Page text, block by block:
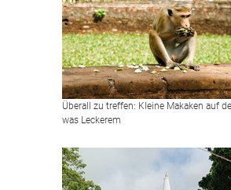
Überall zu treffen: Kleine Makaken auf
was Leckerem